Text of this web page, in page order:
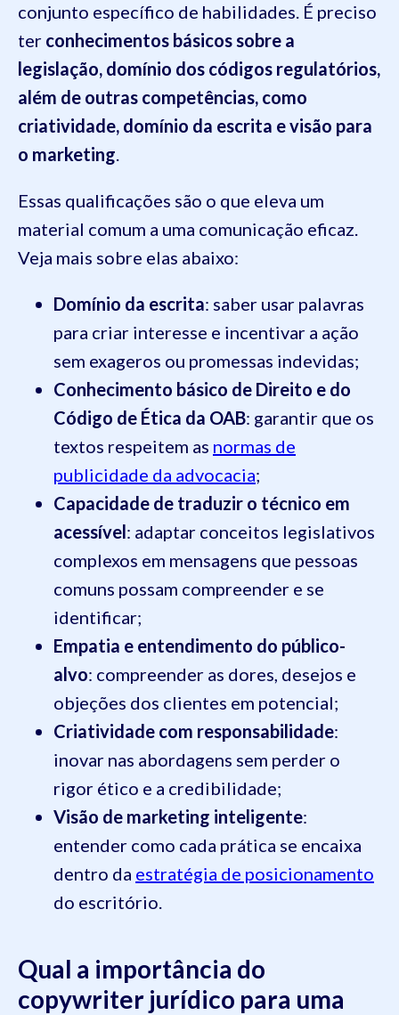
conjunto específico de habilidades. É preciso
ter conhecimentos básicos sobre a
legislação, domínio dos códigos regulatórios,
além de outras competências, como
criatividade, domínio da escrita e visão para
o marketing.
Essas qualificações são o que eleva um
material comum a uma comunicação eficaz.
Veja mais sobre elas abaixo:
Domínio da escrita: saber usar palavras
para criar interesse e incentivar a ação
sem exageros ou promessas indevidas;
Conhecimento básico de Direito e do
Código de Ética da OAB: garantir que os
textos respeitem as normas de
publicidade da advocacia;
Capacidade de traduzir o técnico em
acessível: adaptar conceitos legislativos
complexos em mensagens que pessoas
comuns possam compreender e se
identificar;
Empatia e entendimento do público-
alvo: compreender as dores, desejos e
objeções dos clientes em potencial;
Criatividade com responsabilidade:
inovar nas abordagens sem perder o
rigor ético e a credibilidade;
Visão de marketing inteligente:
entender como cada prática se encaixa
dentro da estratégia de posicionamento
do escritório.
Qual a importância do
copywriter jurídico para uma